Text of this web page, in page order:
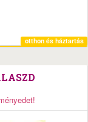
otthon és háztartás